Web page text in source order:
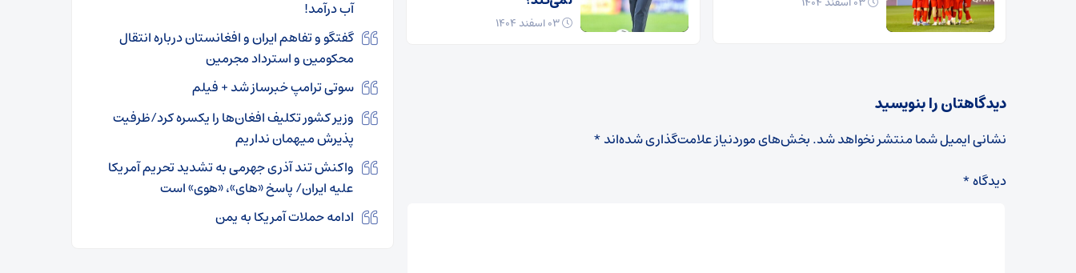
۰۳ اسفند ۱۴۰۴
دیدگاهتان را بنویسید
نشانی ایمیل شما منتشر نخواهد شد.بخش‌های موردنیاز علامت‌گذاری شده‌اند*
دیدگاه*
آب درآمد!
گفتگو و تفاهم ایران و افغانستان درباره انتقال
محکومین و استرداد مجرمین
سوتی ترامپ خبرساز شد + فیلم
وزیر کشور تکلیف افغان‌ها را یکسره کرد/ظرفیت
پذیرش میهمان نداریم
واکنش تند آذری جهرمی به تشدید تحریم آمریکا
علیه ایران/ پاسخ «های»، «هوی» است
ادامه حملات آمریکا به یمن